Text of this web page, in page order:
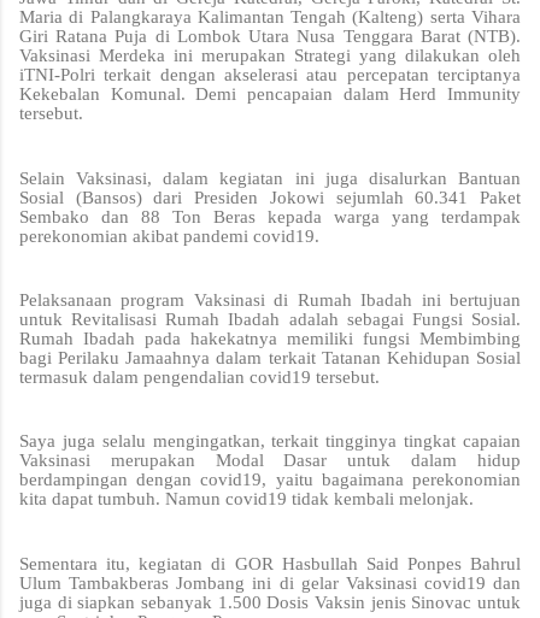
Maria di Palangkaraya Kalimantan Tengah (Kalteng) serta Vihara
Giri Ratana Puja di Lombok Utara Nusa Tenggara Barat (NTB).
Vaksinasi Merdeka ini merupakan Strategi yang dilakukan oleh
iTNI-Polri terkait dengan akselerasi atau percepatan terciptanya
Kekebalan Komunal. Demi pencapaian dalam Herd Immunity
tersebut.
Selain Vaksinasi, dalam kegiatan ini juga disalurkan Bantuan
Sosial (Bansos) dari Presiden Jokowi sejumlah 60.341 Paket
Sembako dan 88 Ton Beras kepada warga yang terdampak
perekonomian akibat pandemi covid19.
Pelaksanaan program Vaksinasi di Rumah Ibadah ini bertujuan
untuk Revitalisasi Rumah Ibadah adalah sebagai Fungsi Sosial.
Rumah Ibadah pada hakekatnya memiliki fungsi Membimbing
bagi Perilaku Jamaahnya dalam terkait Tatanan Kehidupan Sosial
termasuk dalam pengendalian covid19 tersebut.
Saya juga selalu mengingatkan, terkait tingginya tingkat capaian
Vaksinasi merupakan Modal Dasar untuk dalam hidup
berdampingan dengan covid19, yaitu bagaimana perekonomian
kita dapat tumbuh. Namun covid19 tidak kembali melonjak.
Sementara itu, kegiatan di GOR Hasbullah Said Ponpes Bahrul
Ulum Tambakberas Jombang ini di gelar Vaksinasi covid19 dan
juga di siapkan sebanyak 1.500 Dosis Vaksin jenis Sinovac untuk